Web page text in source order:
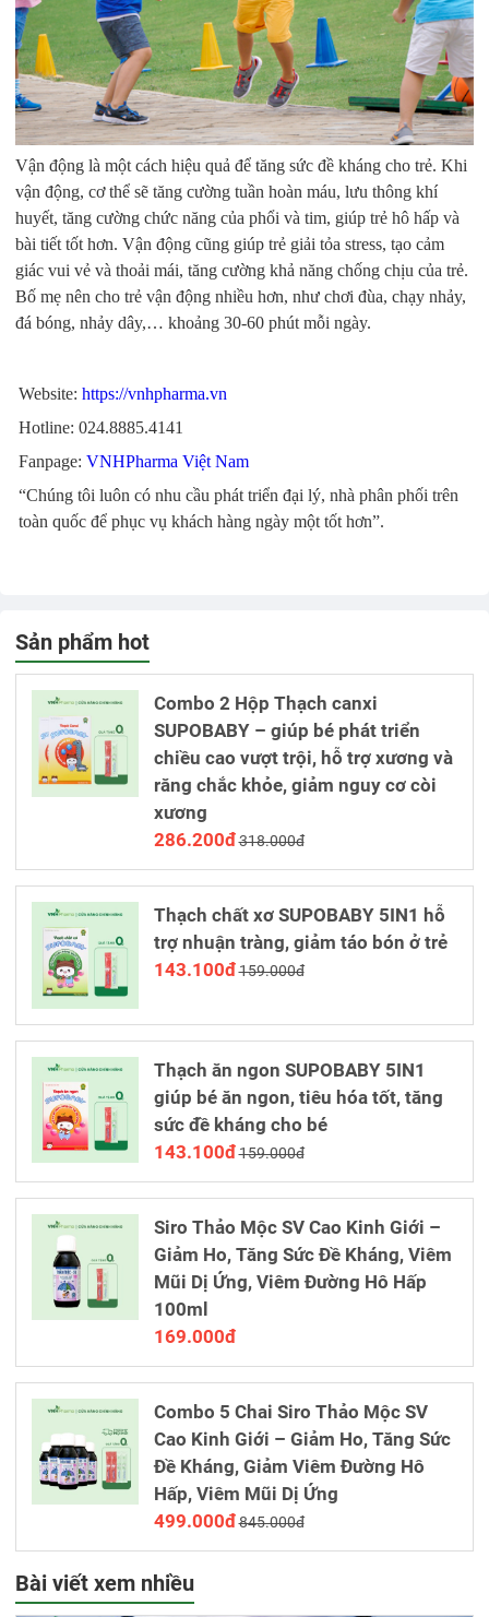
Vận động là một cách hiệu quả để tăng sức đề kháng cho trẻ. Khi
vận động, cơ thể sẽ tăng cường tuần hoàn máu, lưu thông khí
huyết, tăng cường chức năng của phổi và tim, giúp trẻ hô hấp và
bài tiết tốt hơn. Vận động cũng giúp trẻ giải tỏa stress, tạo cảm
giác vui vẻ và thoải mái, tăng cường khả năng chống chịu của trẻ.
Bố mẹ nên cho trẻ vận động nhiều hơn, như chơi đùa, chạy nhảy,
đá bóng, nhảy dây,… khoảng 30-60 phút mỗi ngày.
Website: https://vnhpharma.vn
Hotline: 024.8885.4141
Fanpage: VNHPharma Việt Nam
“Chúng tôi luôn có nhu cầu phát triển đại lý, nhà phân phối trên
toàn quốc để phục vụ khách hàng ngày một tốt hơn”.
Sản phẩm hot
Combo 2 Hộp Thạch canxi
SUPOBABY – giúp bé phát triển
chiều cao vượt trội, hỗ trợ xương và
răng chắc khỏe, giảm nguy cơ còi
xương
286.200đ318.000đ
Thạch chất xơ SUPOBABY 5IN1 hỗ
trợ nhuận tràng, giảm táo bón ở trẻ
143.100đ159.000đ
Thạch ăn ngon SUPOBABY 5IN1
giúp bé ăn ngon, tiêu hóa tốt, tăng
sức đề kháng cho bé
143.100đ159.000đ
Siro Thảo Mộc SV Cao Kinh Giới –
Giảm Ho, Tăng Sức Đề Kháng, Viêm
Mũi Dị Ứng, Viêm Đường Hô Hấp
100ml
169.000đ
Combo 5 Chai Siro Thảo Mộc SV
Cao Kinh Giới – Giảm Ho, Tăng Sức
Đề Kháng, Giảm Viêm Đường Hô
Hấp, Viêm Mũi Dị Ứng
499.000đ845.000đ
Bài viết xem nhiều